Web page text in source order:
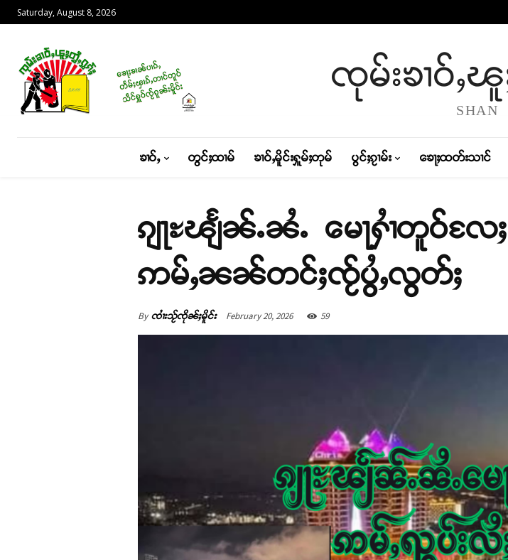
Saturday, August 8, 2026
ၸုမ်းၶၢဝ်ႇၽူ
SHAN
ၶၢဝ်ႇ တွင်ႈထၢမ် ၶၢဝ်ႇမိူင်းႁူမ်ႈတုမ် ပွင်ႈၵႂၢမ်း ၶေႃႈထတ်းသၢင်
ၵျႃႊၽျႅၼ်ႉၼႆႉ မေႃႁၢႆတူဝ်လႄ
ဢမ်ႇၼၼ်တင်ႈၸႂ်ပွႆႇလွတ်ႈ
By ၸၢႆးသႂ်ၸိုၼ်ႈမိူင်း February 20, 2026 59